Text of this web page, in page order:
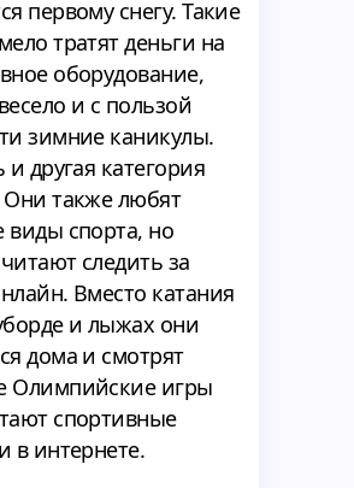
первому снегу. Такие
тратят деньги на
оборудование,
и с пользой
зимние каникулы.
и другая категория
также любят
виды спорта, но
следить за
Вместо катания
и лыжах они
дома и смотрят
Олимпийские игры
спортивные
в интернете.